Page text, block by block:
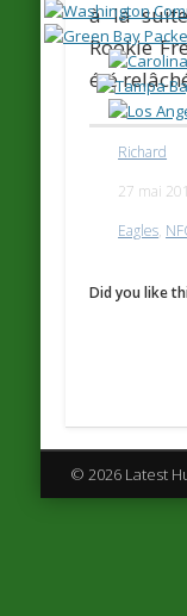
à la
Rookie
été
Richard
27 mai
Eagles,
Did you like
© 2026 Latest